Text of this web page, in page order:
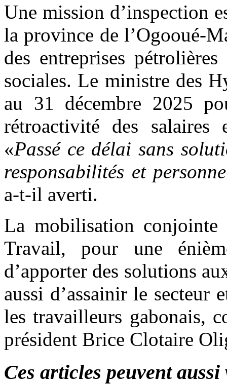
Une mission d’inspection
la province de l’Ogooué-
des entreprises
sociales. Le ministre des
au 31 décembre 2025
rétroactivité des salaires
«Passé ce délai sans
responsabilités et
a-t-il averti.
La mobilisation
Travail, pour une
d’apporter des solutions
aussi d’assainir le secteur
les travailleurs gabonais,
président Brice Clotaire
Ces articles peuvent